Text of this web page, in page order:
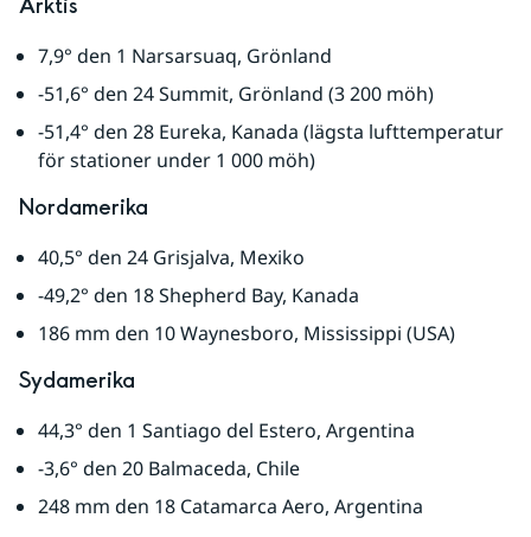
Arktis
7,9° den 1 Narsarsuaq, Grönland
-51,6° den 24 Summit, Grönland (3 200 möh)
-51,4° den 28 Eureka, Kanada (lägsta lufttemperatur
för stationer under 1 000 möh)
Nordamerika
40,5° den 24 Grisjalva, Mexiko
-49,2° den 18 Shepherd Bay, Kanada
186 mm den 10 Waynesboro, Mississippi (USA)
Sydamerika
44,3° den 1 Santiago del Estero, Argentina
-3,6° den 20 Balmaceda, Chile
248 mm den 18 Catamarca Aero, Argentina